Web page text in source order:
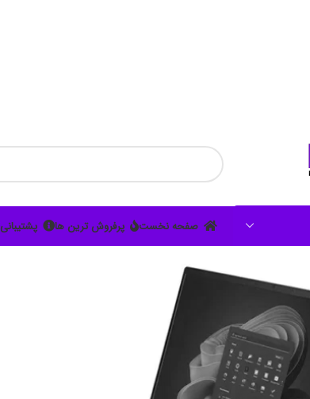
صفحه نخست پرفروش ترین ها پشتیبانی